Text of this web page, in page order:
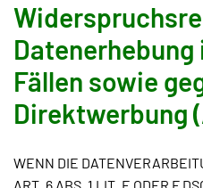
Fällen sowie
Direktwerbung
WENN DIE